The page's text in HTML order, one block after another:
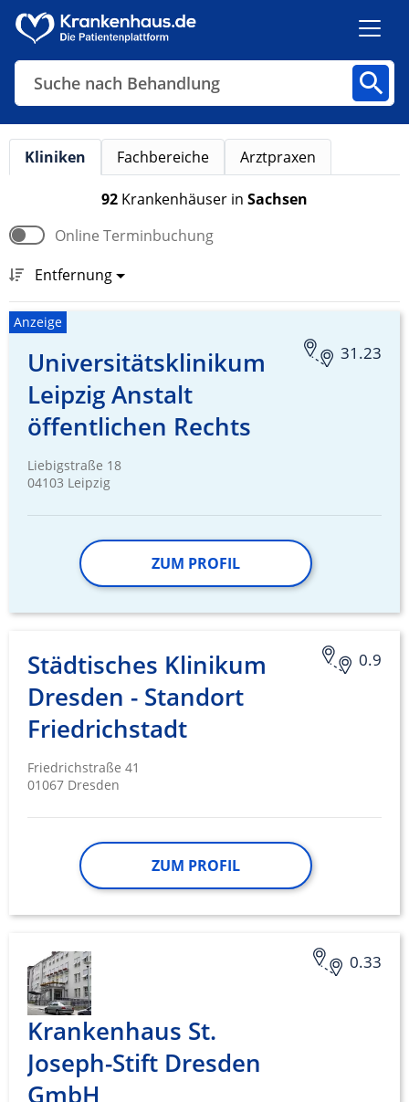
Suche nach Behandlung
Suche nach Diagnose
Kliniken Fachbereiche Arztpraxen
92 Krankenhäuser in Sachsen
Online Terminbuchung
Entfernung
Anzeige
31.23
Universitätsklinikum
Leipzig Anstalt
öffentlichen Rechts
Liebigstraße 18
04103 Leipzig
ZUM PROFIL
0.9
Städtisches Klinikum
Dresden - Standort
Friedrichstadt
Friedrichstraße 41
01067 Dresden
ZUM PROFIL
0.33
Krankenhaus St.
Joseph-Stift Dresden
GmbH